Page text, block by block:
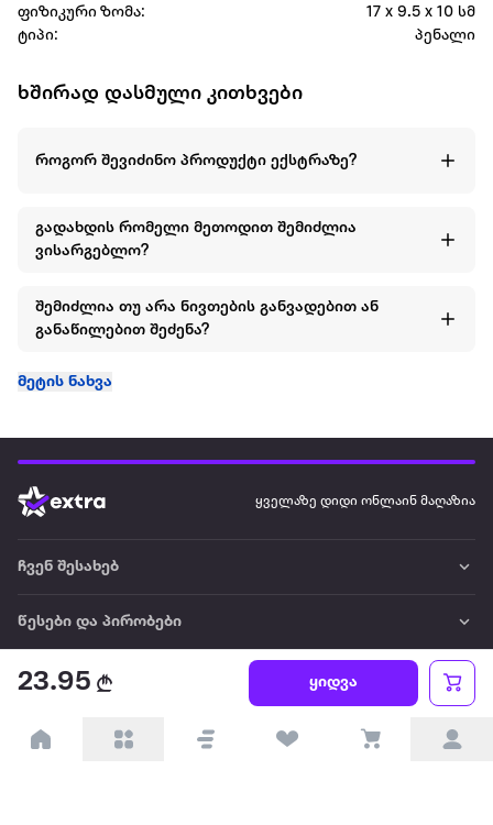
23.95 ყიდვა
ფიზიკური ზომა:
17 x 9.5 x 10 სმ
ტიპი:
პენალი
ხშირად დასმული კითხვები
როგორ შევიძინო პროდუქტი ექსტრაზე?
გადახდის რომელი მეთოდით შემიძლია
ვისარგებლო?
შემიძლია თუ არა ნივთების განვადებით ან
განაწილებით შეძენა?
მეტის ნახვა
ყველაზე დიდი ონლაინ მაღაზია
ჩვენ შესახებ
წესები და პირობები
პარტნიორებისთვის
ტრენდული